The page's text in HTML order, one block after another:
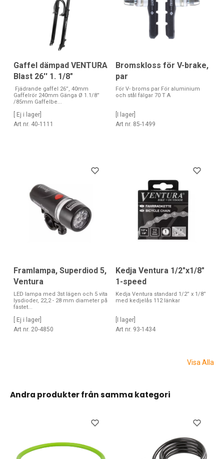
Gaffel dämpad VENTURA
Blast 26'' 1. 1/8"
Fjädrande gaffel 26”, 40mm
Gaffelrör 240mm Gänga Ø 1.1/8”
/85mm Gaffelbe...
[ Ej i lager]
Art nr. 40-1111
Bromskloss för V-brake,
par
För V- broms par För aluminium
och stål fälgar 70 T A
[I lager]
Art nr. 85-1499
Framlampa, Superdiod 5,
Ventura
LED lampa med 3st lägen och 5 vita
lysdioder, 22,2 - 28 mm diameter på
fästet...
[ Ej i lager]
Art nr. 20-4850
Kedja Ventura 1/2"x1/8"
1-speed
Kedja Ventura standard 1/2” x 1/8”
med kedjelås 112 länkar
[I lager]
Art nr. 93-1434
Visa Alla
Andra produkter från samma kategori